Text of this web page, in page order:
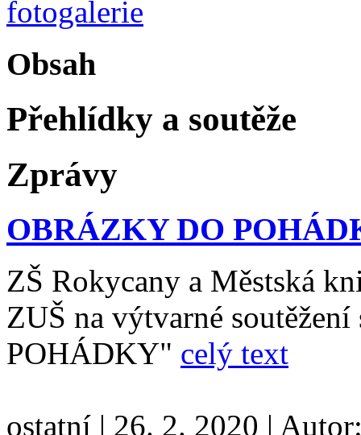
Obsah
Přehlídky a soutěže
Zprávy
OBRÁZKY DO
ZŠ Rokycany a Městská
ZUŠ na výtvarné
POHÁDKY" celý text
ostatní | 26. 2. 2020 |